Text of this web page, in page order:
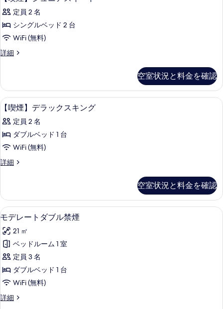
の
す
べ
て
真
を
表
示
す
イ
ン
詳
細
煙】
ジ
ュ
ア
イ
ー
ト
の
す
べ
て
真
を
表
示
す
る
定員 2 名
シングルベッド 2 台
WiFi (無料)
詳細
【喫
ニ
ア
ス
ー
ト
詳
細
空室状況と料金を確認
【喫
煙】
デ
ラ
ク
キ
ン
グ
の
す
べ
て
の
写
セーフティボックス (室内)、遮光カ
1
【喫煙】デラックスキング
定員 2 名
ダブルベッド 1 台
WiFi (無料)
詳細
【喫
ッ
ク
ス
ン
グ
の
詳
細
空室状況と料金を確認
モ
デ
レ
ー
ト
ダ
ル
セーフティボックス (室内)、遮光カ
5
モデレートダブル禁煙
21 ㎡
ベッドルーム 1 室
定員 3 名
ダブルベッド 1 台
WiFi (無料)
詳細
モ